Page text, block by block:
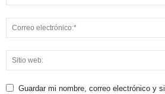
Guardar mi nombre, correo electrónico y